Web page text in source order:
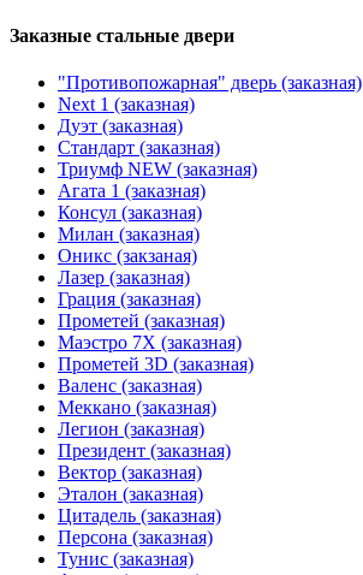
Заказные стальные двери
"Противопожарная" дверь (заказная)
Next 1 (заказная)
Дуэт (заказная)
Стандарт (заказная)
Триумф NEW (заказная)
Агата 1 (заказная)
Консул (заказная)
Милан (заказная)
Оникс (закзаная)
Лазер (заказная)
Грация (заказная)
Прометей (заказная)
Маэстро 7Х (заказная)
Прометей 3D (заказная)
Валенс (заказная)
Меккано (заказная)
Легион (заказная)
Президент (заказная)
Вектор (заказная)
Эталон (заказная)
Цитадель (заказная)
Персона (заказная)
Тунис (заказная)